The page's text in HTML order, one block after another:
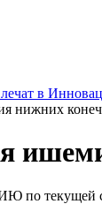
в
нижних
по текущей